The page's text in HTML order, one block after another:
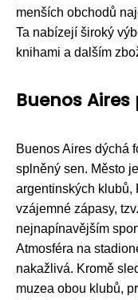
menších obchodů
Ta nabízejí široký
knihami a dalším
Buenos
Buenos Aires dýchá
splněný sen. Město
argentinských klubů,
vzájemné zápasy,
nejnapínavějším
Atmosféra na
nakažlivá. Kromě
muzea obou klubů,